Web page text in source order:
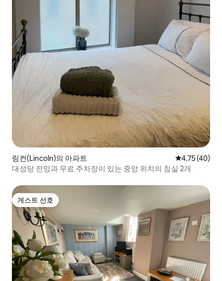
링컨(Lincoln)의 아파트 평점 4.75점
4.75 (40)
대성당 전망과 무료 주차장이 있는 중앙 위치의 침실 2개
게스트 선호
게스트 선호